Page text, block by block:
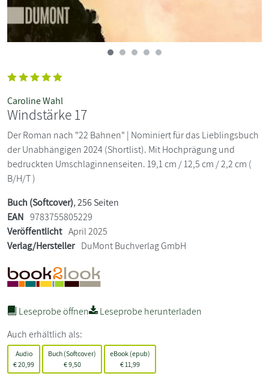
Caroline Wahl
Windstärke 17
Der Roman nach "22 Bahnen" | Nominiert für das Lieblingsbuch
der Unabhängigen 2024 (Shortlist). Mit Hochprägung und
bedruckten Umschlaginnenseiten. 19,1 cm / 12,5 cm / 2,2 cm (
B/H/T )
Buch (Softcover), 256 Seiten
EAN 9783755805229
Veröffentlicht April 2025
Verlag/Hersteller DuMont Buchverlag GmbH
Leseprobe öffnen
Leseprobe herunterladen
Auch erhältlich als:
Audio
€20,99
Buch (Softcover)
€9,50
eBook (epub)
€ 11,99